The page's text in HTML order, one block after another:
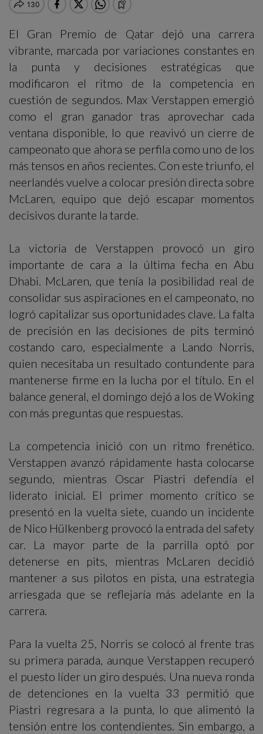
El Gran Premio de Qatar dejó una carrera
vibrante, marcada por variaciones constantes en
la punta y decisiones estratégicas que
modificaron el ritmo de la competencia en
cuestión de segundos. Max Verstappen emergió
como el gran ganador tras aprovechar cada
ventana disponible, lo que reavivó un cierre de
campeonato que ahora se perfila como uno de los
más tensos en años recientes. Con este triunfo, el
neerlandés vuelve a colocar presión directa sobre
McLaren, equipo que dejó escapar momentos
decisivos durante la tarde.
La victoria de Verstappen provocó un giro
importante de cara a la última fecha en Abu
Dhabi. McLaren, que tenía la posibilidad real de
consolidar sus aspiraciones en el campeonato, no
logró capitalizar sus oportunidades clave. La falta
de precisión en las decisiones de pits terminó
costando caro, especialmente a Lando Norris,
quien necesitaba un resultado contundente para
mantenerse firme en la lucha por el título. En el
balance general, el domingo dejó a los de Woking
con más preguntas que respuestas.
La competencia inició con un ritmo frenético.
Verstappen avanzó rápidamente hasta colocarse
segundo, mientras Oscar Piastri defendía el
liderato inicial. El primer momento crítico se
presentó en la vuelta siete, cuando un incidente
de Nico Hülkenberg provocó la entrada del safety
car. La mayor parte de la parrilla optó por
detenerse en pits, mientras McLaren decidió
mantener a sus pilotos en pista, una estrategia
arriesgada que se reflejaría más adelante en la
carrera.
Para la vuelta 25, Norris se colocó al frente tras
su primera parada, aunque Verstappen recuperó
el puesto líder un giro después. Una nueva ronda
de detenciones en la vuelta 33 permitió que
Piastri regresara a la punta, lo que alimentó la
tensión entre los contendientes. Sin embargo, a